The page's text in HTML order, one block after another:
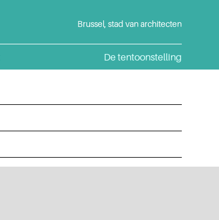
Brussel, stad van architecten
De tentoonstelling